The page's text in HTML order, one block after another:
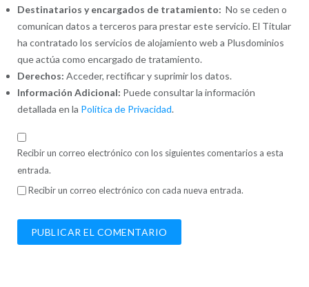
Destinatarios y encargados de tratamiento: No se ceden o
comunican datos a terceros para prestar este servicio. El Titular
ha contratado los servicios de alojamiento web a Plusdominios
que actúa como encargado de tratamiento.
Derechos: Acceder, rectificar y suprimir los datos.
Información Adicional: Puede consultar la información
detallada en la Política de Privacidad.
Recibir un correo electrónico con los siguientes comentarios a esta
entrada.
Recibir un correo electrónico con cada nueva entrada.